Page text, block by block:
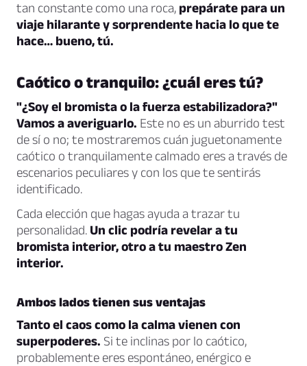
tan constante como una roca, prepárate para un
viaje hilarante y sorprendente hacia lo que te
hace… bueno, tú.
Caótico o tranquilo: ¿cuál eres tú?
"¿Soy el bromista o la fuerza estabilizadora?"
Vamos a averiguarlo. Este no es un aburrido test
de sí o no; te mostraremos cuán juguetonamente
caótico o tranquilamente calmado eres a través de
escenarios peculiares y con los que te sentirás
identificado.
Cada elección que hagas ayuda a trazar tu
personalidad. Un clic podría revelar a tu
bromista interior, otro a tu maestro Zen
interior.
Ambos lados tienen sus ventajas
Tanto el caos como la calma vienen con
superpoderes. Si te inclinas por lo caótico,
probablemente eres espontáneo, enérgico e